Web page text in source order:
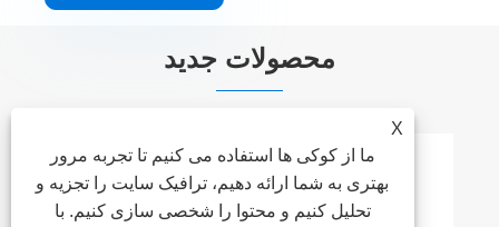
محصولات جدید
X
ما از کوکی ها استفاده می کنیم تا تجربه مرور
بهتری به شما ارائه دهیم، ترافیک سایت را تجزیه و
تحلیل کنیم و محتوا را شخصی سازی کنیم. با